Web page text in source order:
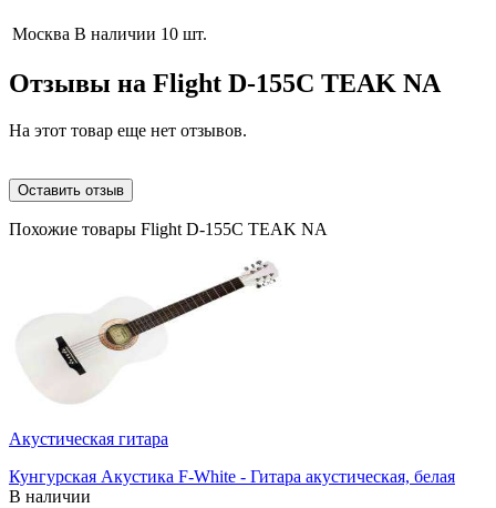
Москва В наличии 10 шт.
Отзывы на Flight D-155C TEAK NA
На этот товар еще нет отзывов.
Оставить отзыв
Похожие товары Flight D-155C TEAK NA
Акустическая гитара
Кунгурская Акустика F-White - Гитара акустическая, белая
В наличии